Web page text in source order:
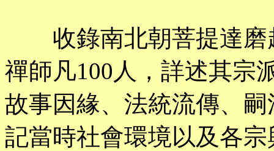
收錄南北朝菩提達磨
禪師凡100人，詳述其宗
故事因緣、法統流傳、
記當時社會環境以及各